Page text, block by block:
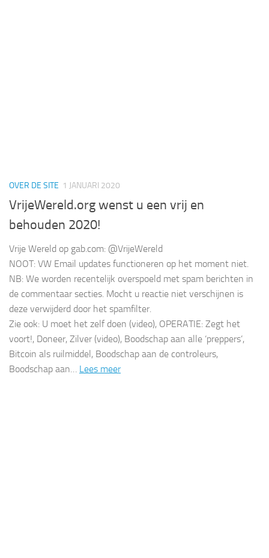
OVER DE SITE 1 JANUARI 2020
VrijeWereld.org wenst u een vrij en
behouden 2020!
Vrije Wereld op gab.com: @VrijeWereld
NOOT: VW Email updates functioneren op het moment niet.
NB: We worden recentelijk overspoeld met spam berichten in
de commentaar secties. Mocht u reactie niet verschijnen is
deze verwijderd door het spamfilter.
Zie ook: U moet het zelf doen (video), OPERATIE: Zegt het
voort!, Doneer, Zilver (video), Boodschap aan alle ‘preppers’,
Bitcoin als ruilmiddel, Boodschap aan de controleurs,
Boodschap aan… Lees meer